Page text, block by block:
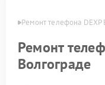
Ремонт телефона DEXP
Ремонт
Волгограде